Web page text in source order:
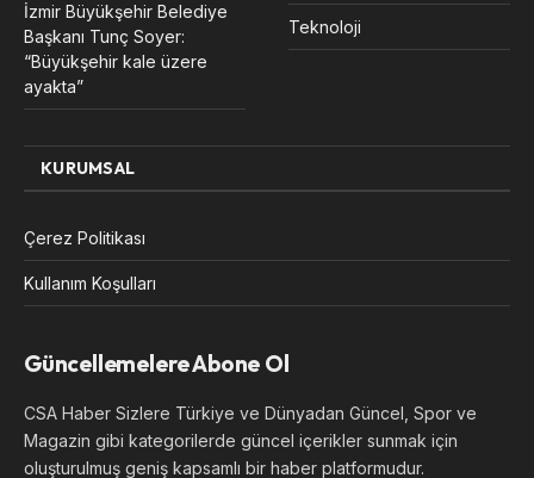
İzmir Büyükşehir Belediye
Başkanı Tunç Soyer:
“Büyükşehir kale üzere
ayakta”
Teknoloji
KURUMSAL
Çerez Politikası
Kullanım Koşulları
Güncellemelere Abone Ol
CSA Haber Sizlere Türkiye ve Dünyadan Güncel, Spor ve
Magazin gibi kategorilerde güncel içerikler sunmak için
oluşturulmuş geniş kapsamlı bir haber platformudur.